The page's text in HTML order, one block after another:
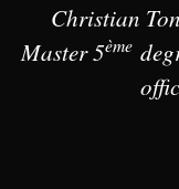
Christian
Master 5ème